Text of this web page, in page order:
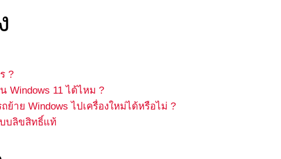
?
Windows 11 ได้ไหม ?
าย Windows ไปเครื่องใหม่ได้หรือไม่ ?
บลิขสิทธิ์แท้